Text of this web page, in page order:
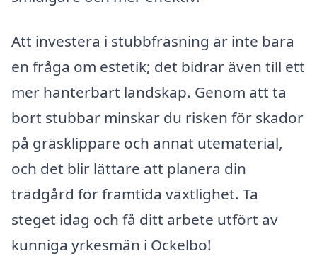
Att investera i stubbfräsning är inte bara
en fråga om estetik; det bidrar även till ett
mer hanterbart landskap. Genom att ta
bort stubbar minskar du risken för skador
på gräsklippare och annat utematerial,
och det blir lättare att planera din
trädgård för framtida växtlighet. Ta
steget idag och få ditt arbete utfört av
kunniga yrkesmän i Ockelbo!